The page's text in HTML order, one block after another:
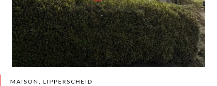
MAISON, LIPPERSCHEID